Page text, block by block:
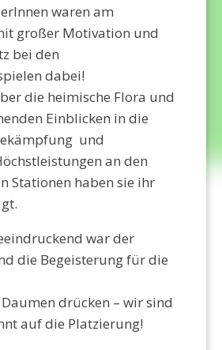
waren am
großer Motivation und
bei den
dabei!
die heimische Flora und
Einblicken in die
und
an den
Stationen haben sie ihr
war der
die Begeisterung für die
Daumen drücken – wir sind
auf die Platzierung!